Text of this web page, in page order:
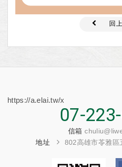
回
https://a.elai.tw/x
07-
信箱
地址
802高雄市苓雅區